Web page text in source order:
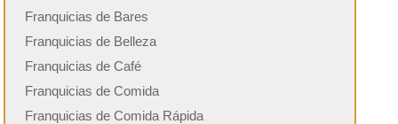
Franquicias de Bares
Franquicias de Belleza
Franquicias de Café
Franquicias de Comida
Franquicias de Comida Rápida